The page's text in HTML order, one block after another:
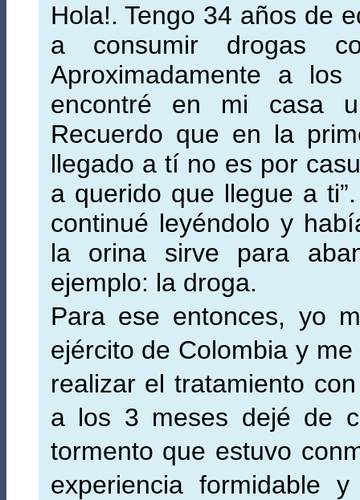
Hola!. Tengo 34 años de
a consumir drogas
Aproximadamente a
encontré en mi casa
Recuerdo que en la
llegado a tí no es por
a querido que llegue a
continué leyéndolo y
la orina sirve para
ejemplo: la droga.
Para ese entonces, yo
ejército de Colombia y
realizar el tratamiento
a los 3 meses dejé de
tormento que estuvo
experiencia formidable